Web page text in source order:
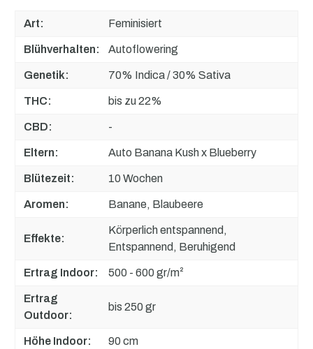
Art: Feminisiert
Blühverhalten: Autoflowering
Genetik: 70% Indica / 30% Sativa
THC: bis zu 22%
CBD: -
Eltern: Auto Banana Kush x Blueberry
Blütezeit: 10 Wochen
Aromen: Banane, Blaubeere
Effekte:
Körperlich entspannend,
Entspannend, Beruhigend
Ertrag Indoor: 500 - 600 gr/m²
Ertrag
Outdoor:
bis 250 gr
Höhe Indoor: 90 cm